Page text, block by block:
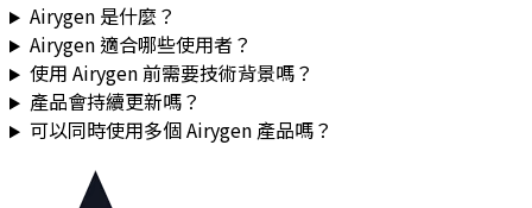
Airygen 是什麼？
Airygen 適合哪些使用者？
使用 Airygen 前需要技術背景嗎？
產品會持續更新嗎？
可以同時使用多個 Airygen 產品嗎？